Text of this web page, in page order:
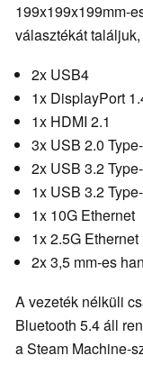
199x199x199mm-
választékát
2x USB4
1x DisplayPort
1x HDMI 2.1
3x USB 2.0
2x USB 3.2
1x USB 3.2
1x 10G Ethernet
1x 2.5G Ethernet
2x 3,5 mm-es
A vezeték nélküli
Bluetooth 5.4 áll
a Steam Machine-